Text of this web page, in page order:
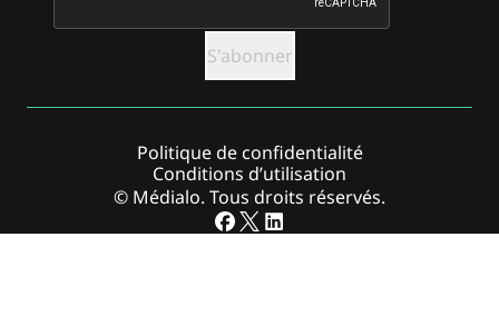
© Médialo. Tous droits réservés.
Politique de confidentialité
Conditions d’utilisation